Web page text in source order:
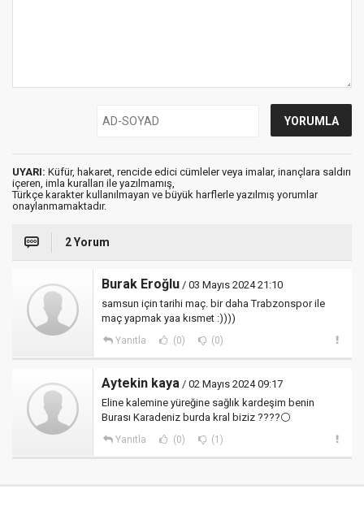
UYARI: Küfür, hakaret, rencide edici cümleler veya imalar, inançlara saldırı
içeren, imla kuralları ile yazılmamış,
Türkçe karakter kullanılmayan ve büyük harflerle yazılmış yorumlar
onaylanmamaktadır.
2 Yorum
Burak Eroğlu / 03 Mayıs 2024 21:10
samsun için tarihi maç. bir daha Trabzonspor ile
maç yapmak yaa kısmet :))))
Yanıtla (0) (0)
Aytekin kaya / 02 Mayıs 2024 09:17
Eline kalemine yüreğine sağlık kardeşim benin
Burası Karadeniz burda kral biziz ????⚪️
Yanıtla (0) (1)